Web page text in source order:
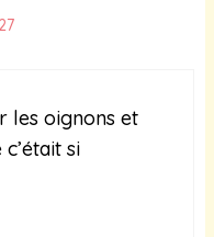
les oignons et
si